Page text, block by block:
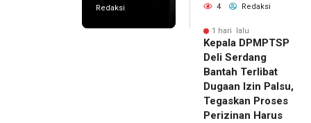
Redaksi
4 Redaksi
1 hari lalu
Kepala DPMPTSP
Deli Serdang
Bantah Terlibat
Dugaan Izin Palsu,
Tegaskan Proses
Perizinan Harus